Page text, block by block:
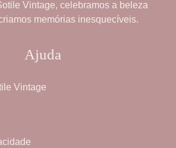
Vintage, celebramos a beleza
memórias inesquecíveis.
Ajuda
Vintage